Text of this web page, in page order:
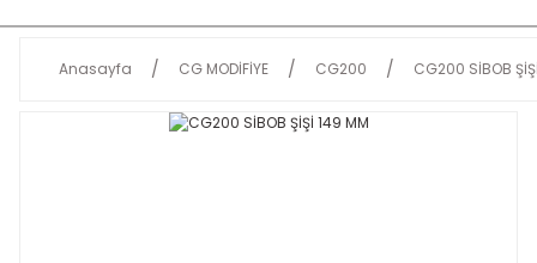
Anasayfa CG MODİFİYE CG200 CG200 SİBOB